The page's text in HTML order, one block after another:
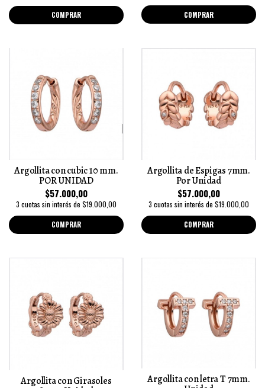
COMPRAR COMPRAR
Argollita con cubic 10 mm.
POR UNIDAD
$57.000,00
3 cuotas sin interés de $19.000,00
COMPRAR
Argollita de Espigas 7mm.
Por Unidad
$57.000,00
3 cuotas sin interés de $19.000,00
COMPRAR
Argollita con Girasoles Argollita con letra T 7mm.